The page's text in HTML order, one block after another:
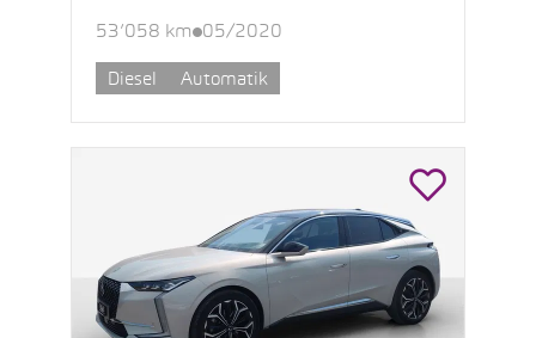
53’058 km 05/2020
Diesel Automatik